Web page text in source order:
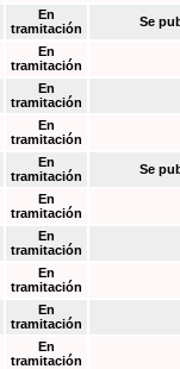
En
tramitación
Se
En
tramitación
En
tramitación
En
tramitación
En
tramitación
Se
En
tramitación
En
tramitación
En
tramitación
En
tramitación
En
tramitación